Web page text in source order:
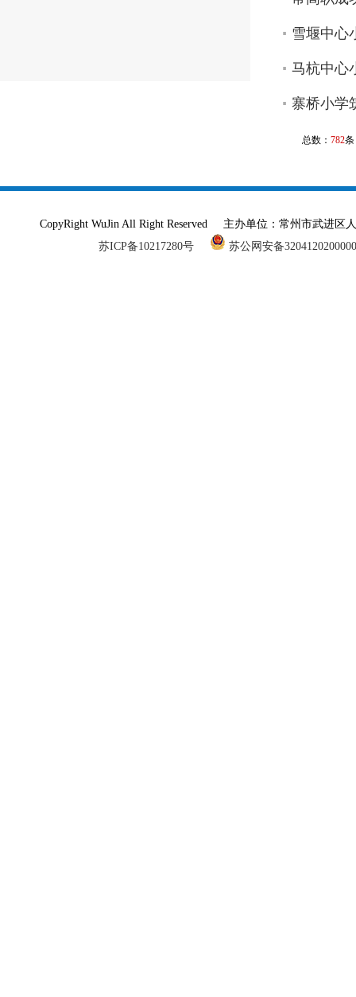
雪堰中心
马杭中心
寨桥小学
总数： 782
CopyRight WuJin All Right Reserved 主办单位：常州市武进
苏ICP备10217280号
苏公网安备